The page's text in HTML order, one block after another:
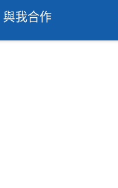
與我合作